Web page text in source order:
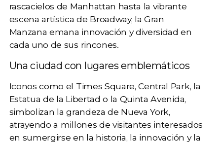
rascacielos de Manhattan hasta la vibrante
escena artística de Broadway, la Gran
Manzana emana innovación y diversidad en
cada uno de sus rincones.
Una ciudad con lugares emblemáticos
Iconos como el Times Square, Central Park, la
Estatua de la Libertad o la Quinta Avenida,
simbolizan la grandeza de Nueva York,
atrayendo a millones de visitantes interesados
en sumergirse en la historia, la innovación y la